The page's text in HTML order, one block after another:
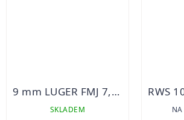
9 mm LUGER FMJ 7,5g S&B 50ks
SKLADEM